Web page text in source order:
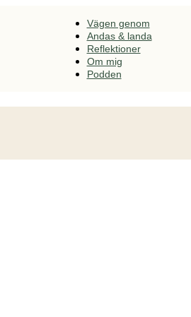
Vägen genom
Andas & landa
Reflektioner
Om mig
Podden